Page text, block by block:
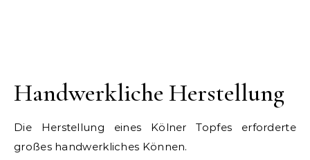
Handwerkliche Herstellung
Die Herstellung eines Kölner Topfes erforderte
großes handwerkliches Können.